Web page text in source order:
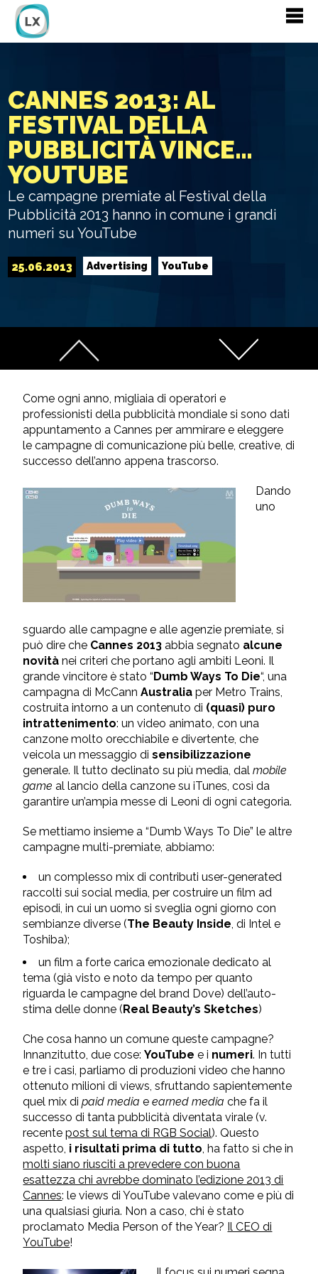
CANNES 2013: AL
FESTIVAL DELLA
PUBBLICITÀ VINCE…
YOUTUBE
Le campagne premiate al Festival della
Pubblicità 2013 hanno in comune i grandi
numeri su YouTube
25.06.2013 Advertising YouTube
Come ogni anno, migliaia di operatori e
professionisti della pubblicità mondiale si sono dati
appuntamento a Cannes per ammirare e eleggere
le campagne di comunicazione più belle, creative, di
successo dell’anno appena trascorso.
Dando
uno
sguardo alle campagne e alle agenzie premiate, si
può dire che Cannes 2013 abbia segnato alcune
novità nei criteri che portano agli ambiti Leoni. Il
grande vincitore è stato “Dumb Ways To Die“, una
campagna di McCannAustralia per Metro Trains,
costruita intorno a un contenuto di (quasi) puro
intrattenimento: un video animato, con una
canzone molto orecchiabile e divertente, che
veicola un messaggio disensibilizzazione
generale. Il tutto declinato su più media, dalmobile
game al lancio della canzone su iTunes, così da
garantire un’ampia messe di Leoni di ogni categoria.
Se mettiamo insieme a “Dumb Ways To Die” le altre
campagne multi-premiate, abbiamo:
un complesso mix di contributi user-generated
raccolti sui social media, per costruire un film ad
episodi, in cui un uomo si sveglia ogni giorno con
sembianze diverse (The Beauty Inside, di Intel e
Toshiba);
un film a forte carica emozionale dedicato al
tema (già visto e noto da tempo per quanto
riguarda le campagne del brand Dove) dell’auto-
stima delle donne (Real Beauty’s Sketches)
Che cosa hanno un comune queste campagne?
Innanzitutto, due cose:YouTube e i numeri. In tutti
e tre i casi, parliamo di produzioni video che hanno
ottenuto milioni di views, sfruttando sapientemente
quel mix dipaid media eearned media che fa il
successo di tanta pubblicità diventata virale (v.
recentepost sul tema di RGB Social). Questo
aspetto, i risultati prima di tutto, ha fatto sì che in
molti siano riusciti a prevedere con buona
esattezza chi avrebbe dominato l’edizione 2013 di
Cannes: le views di YouTube valevano come e più di
una qualsiasi giuria. Non a caso, chi è stato
proclamato Media Person of the Year? Il CEO di
YouTube!